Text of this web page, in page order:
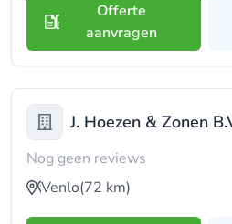
Offerte
aanvragen
J. Hoezen & Zonen
Nog geen reviews
Venlo(72 km)